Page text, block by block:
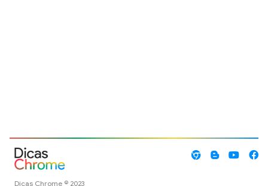
Dicas Chrome © 2023